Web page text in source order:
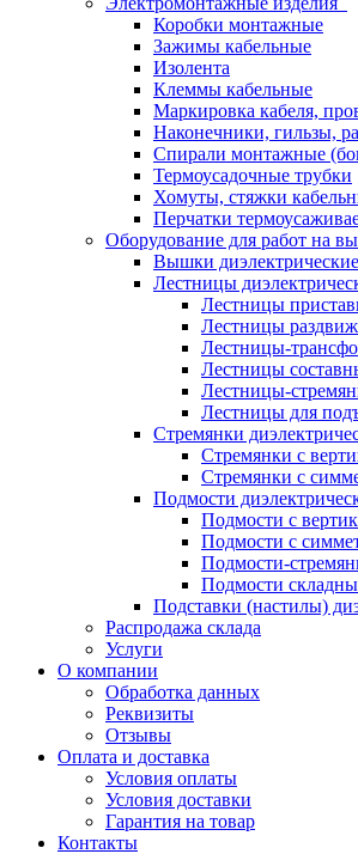
Коробки монтажные
Зажимы кабельные
Изолента
Клеммы кабельные
Маркировка кабеля,
Наконечники, гильзы,
Спирали монтажные
Термоусадочные трубки
Хомуты, стяжки
Перчатки
Оборудование для работ на
Вышки диэлектрические
Лестницы
Лестницы
Лестницы
Лестницы-
Лестницы
Лестницы-
Лестницы для
Стремянки
Стремянки с
Стремянки с
Подмости
Подмости с
Подмости с
Подмости-
Подмости
Подставки (настилы)
Распродажа склада
Услуги
О компании
Обработка данных
Реквизиты
Отзывы
Оплата и доставка
Условия оплаты
Условия доставки
Гарантия на товар
Контакты